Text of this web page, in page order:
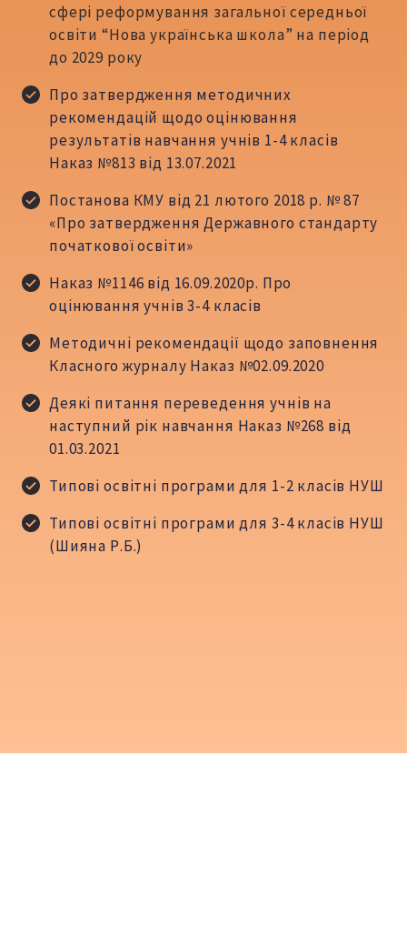
сфері реформування загальної середньої
освіти “Нова українська школа” на період
до 2029 року
Про затвердження методичних
рекомендацій щодо оцінювання
результатів навчання учнів 1-4 класів
Наказ №813 від 13.07.2021
Постанова КМУ від 21 лютого 2018 р. № 87
«Про затвердження Державного стандарту
початкової освіти»
Наказ №1146 від 16.09.2020р. Про
оцінювання учнів 3-4 класів
Методичні рекомендації щодо заповнення
Класного журналу Наказ №02.09.2020
Деякі питання переведення учнів на
наступний рік навчання Наказ №268 від
01.03.2021
Типові освітні програми для 1-2 класів НУШ
Типові освітні програми для 3-4 класів НУШ
(Шияна Р.Б.)